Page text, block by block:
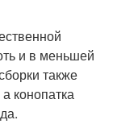
и в меньшей
также
конопатка